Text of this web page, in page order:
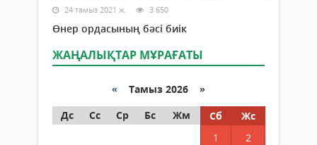
24 тамыз 2021 ж. 3 650
Өнер ордасының бәсі биік
ЖАҢАЛЫҚТАР МҰРАҒАТЫ
« Тамыз 2026 »
Дс
Сс Ср Бс Жм Сб
Жс
1
2